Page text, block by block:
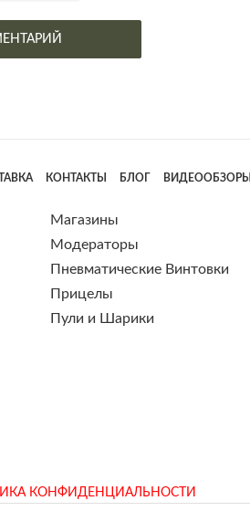
КОНТАКТЫ БЛОГ ВИДЕООБЗОРЫ
Магазины
Модераторы
Пневматические Винтовки
Прицелы
Пули и Шарики
КОНФИДЕНЦИАЛЬНОСТИ